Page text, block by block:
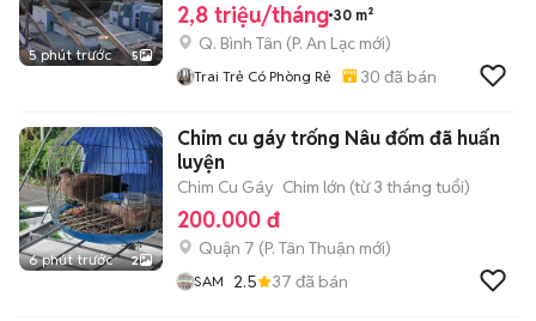
5 phút trước 5
2,8 triệu/tháng 30 m²
Q. Bình Tân (P. An Lạc mới)
Trai Trẻ Có Phòng Rẻ 30 đã bán
6 phút trước 2
Chim cu gáy trống Nâu đốm đã huấn
luyện
Chim Cu Gáy Chim lớn (từ 3 tháng tuổi)
200.000 đ
Quận 7 (P. Tân Thuận mới)
SAM 2.5 37 đã bán